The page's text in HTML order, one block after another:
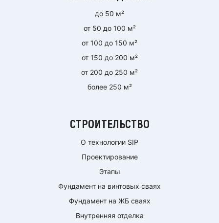
до 50 м²
от 50 до 100 м²
от 100 до 150 м²
от 150 до 200 м²
от 200 до 250 м²
более 250 м²
СТРОИТЕЛЬСТВО
О технологии SIP
Проектирование
Этапы
Фундамент на винтовых сваях
Фундамент на ЖБ сваях
Внутренняя отделка